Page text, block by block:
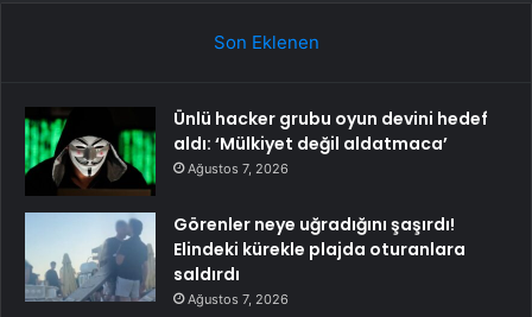
Son Eklenen
Ünlü hacker grubu oyun devini hedef
aldı: ‘Mülkiyet değil aldatmaca’
Ağustos 7, 2026
Görenler neye uğradığını şaşırdı!
Elindeki kürekle plajda oturanlara
saldırdı
Ağustos 7, 2026